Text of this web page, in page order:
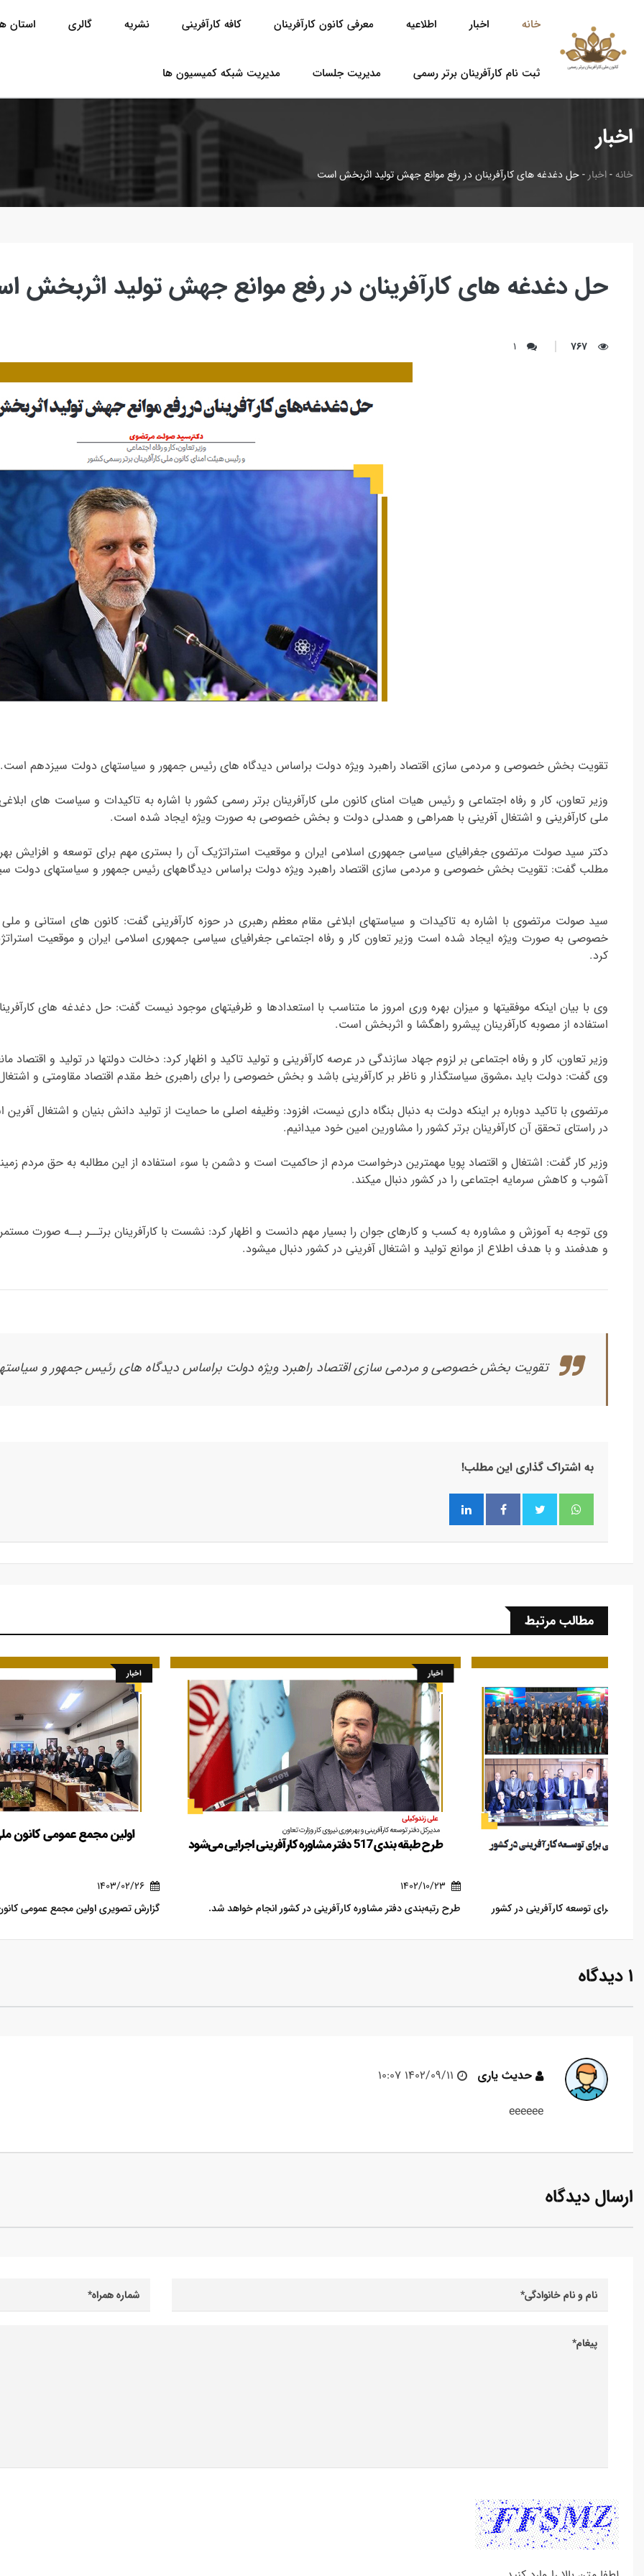
خانه اخبار اطلاعیه معرفی کانون کارآفرینان کافه کارآفرینی نشریه گالری استان
ثبت نام کارآفرینان برتر رسمی مدیریت جلسات مدیریت شبکه کمیسیون ها
اخبار
خانه -اخبار-حل دغدغه های کارآفرینان در رفع موانع جهش تولید اثربخش است
حل دغدغه های کارآفرینان در رفع موانع جهش تولید اثربخش
767
1
تقویت بخش خصوصی و مردمی سازی اقتصاد راهبرد ویژه دولت براساس دیدگاه های رئیس جمهور و سیاستهای دولت سیزدهم است.
وزیر تعاون، کار و رفاه اجتماعی و رئیس هیات امنای کانون ملی کارآفرینان برتر رسمی کشور با اشاره به تاکیدات و سیاست های
ملی کارآفرینی و اشتغال آفرینی با همراهی و همدلی دولت و بخش خصوصی به صورت ویژه ایجاد شده است.
دکتر سید صولت مرتضوی جغرافیای سیاسی جمهوری اسلامی ایران و موقعیت استراتژیک آن را بستری مهم برای توسعه و افزایش
مطلب گفت: تقویت بخش خصوصی و مردمی سازی اقتصاد راهبرد ویژه دولت براساس دیدگاههای رئیس جمهور و سیاستهای دولت
سید صولت مرتضوی با اشاره به تاکیدات و سیاستهای ابلاغی مقام معظم رهبری در حوزه کارآفرینی گفت: کانون های استانی و
خصوصی به صورت ویژه ایجاد شده است وزیر تعاون کار و رفاه اجتماعی جغرافیای سیاسی جمهوری اسلامی ایران و موقعیت
کرد.
وی با بیان اینکه موفقیتها و میزان بهره وری امروز ما متناسب با استعدادها و ظرفیتهای موجود نیست گفت: حل دغدغه های
استفاده از مصوبه کارآفرینان پیشرو راهگشا و اثربخش است.
وزیر تعاون، کار و رفاه اجتماعی بر لزوم جهاد سازندگی در عرصه کارآفرینی و تولید تاکید و اظهار کرد: دخالت دولتها در تولید و
وی گفت: دولت باید ،مشوق سیاستگذار و ناظر بر کارآفرینی باشد و بخش خصوصی را برای راهبری خط مقدم اقتصاد مقاومتی و
مرتضوی با تاکید دوباره بر اینکه دولت به دنبال بنگاه داری نیست، افزود: وظیفه اصلی ما حمایت از تولید دانش بنیان و اشتغال
در راستای تحقق آن کارآفرینان برتر کشور را مشاورین امین خود میدانیم.
وزیر کار گفت: اشتغال و اقتصاد پویا مهمترین درخواست مردم از حاکمیت است و دشمن با سوء استفاده از این مطالبه به حق مردم
آشوب و کاهش سرمایه اجتماعی را در کشور دنبال میکند.
وی توجه به آموزش و مشاوره به کسب و کارهای جوان را بسیار مهم دانست و اظهار کرد: نشست با کارآفرینان برتــر بــه صورت مستمر
و هدفمند و با هدف اطلاع از موانع تولید و اشتغال آفرینی در کشور دنبال میشود.
تقویت بخش خصوصی و مردمی سازی اقتصاد راهبرد ویژه دولت براساس دیدگاه های رئیس جمهور و
به اشتراک گذاری این مطلب!
مطالب مرتبط
طرح رتبه‌بندی دفتر مشاوره کارآفرینی در کشور انجام خواهد شد.
گزارش تصویری اولین مجمع عمومی کانون ملی کارآفرینان برتر رسمی
1 دیدگاه
حدیث یاری
eeeeee
ارسال دیدگاه